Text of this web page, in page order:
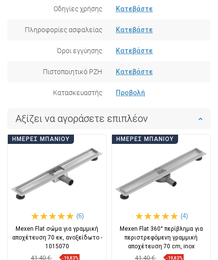
Οδηγίες χρήσης Κατεβάστε
Πληροφορίες ασφαλείας Κατεβάστε
Όροι εγγύησης Κατεβάστε
Πιστοποιητικό PZH Κατεβάστε
Κατασκευαστής Προβολή
Αξίζει να αγοράσετε επιπλέον
ΗΜΈΡΕΣ ΜΠΆΝΙΟΥ
(6)
Mexen Flat σώμα για γραμμική
αποχέτευση 70 εκ, ανοξείδωτο -
1015070
41,40 € -19,83%
ΗΜΈΡΕΣ ΜΠΆΝΙΟΥ
(4)
Mexen Flat 360° περίβλημα για
περιστρεφόμενη γραμμική
αποχέτευση 70 cm, inox
41,40 € -19,83%